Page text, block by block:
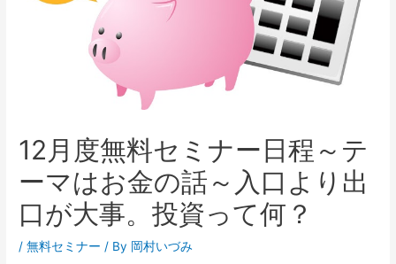
12月度無料セミナー日程～テ
ーマはお金の話～入口より出
口が大事。投資って何？
/無料セミナー / By 岡村いづみ